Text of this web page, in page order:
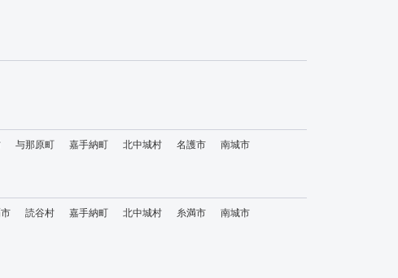
与那原町 嘉手納町 北中城村 名護市 南城市
読谷村 嘉手納町 北中城村 糸満市
南城市